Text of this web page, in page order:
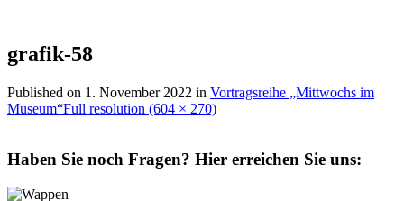
grafik-58
Published on 1. November 2022 in Vortragsreihe „Mittwochs im
Museum“Full resolution (604 × 270)
Haben Sie noch Fragen? Hier erreichen Sie uns: